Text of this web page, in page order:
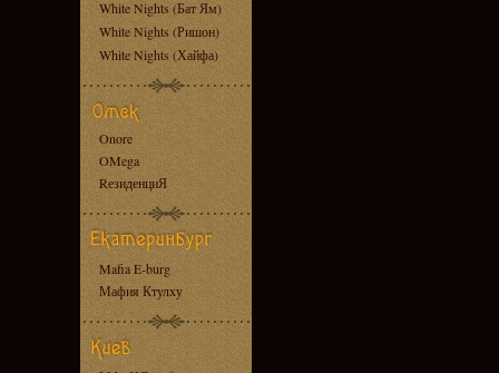
White Nights (Бат Ям)
White Nights (Ришон)
White Nights (Хайфа)
Onore
OMega
RезиденциЯ
Mafia E-burg
Мафия Ктулху